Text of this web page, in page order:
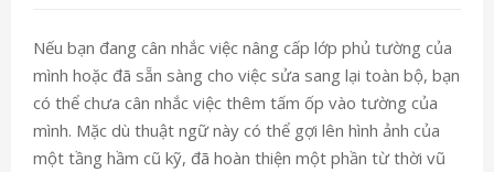
Nếu bạn đang cân nhắc việc nâng cấp lớp phủ tường của
mình hoặc đã sẵn sàng cho việc sửa sang lại toàn bộ, bạn
có thể chưa cân nhắc việc thêm tấm ốp vào tường của
mình. Mặc dù thuật ngữ này có thể gợi lên hình ảnh của
một tầng hầm cũ kỹ, đã hoàn thiện một phần từ thời vũ